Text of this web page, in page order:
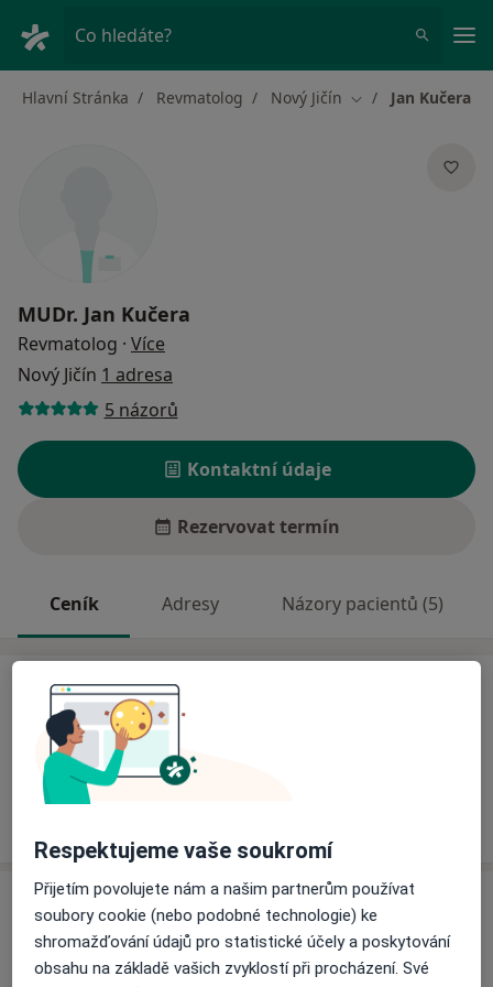
Co hledáte?
Hlavní Stránka Revmatolog Nový Jičín Změna města
Jan Kučera
MUDr. Jan Kučera
Revmatolog · Více
Nový Jičín 1 adresa
5 názorů
Kontaktní údaje
Rezervovat termín
Ceník Adresy Názory pacientů (5)
Ceník
Informace o službách a cenách nejsou k dispozici
Tento specialista ještě nepřidával žádné informace o
svých službách.
Adresa
Privátní Revmatologické a Imunologické
Respektujeme vaše soukromí
Přijetím povolujete nám a našim partnerům používat
soubory cookie (nebo podobné technologie) ke
shromažďování údajů pro statistické účely a poskytování
obsahu na základě vašich zvyklostí při procházení. Své